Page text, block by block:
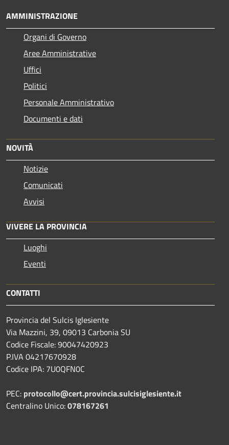
AMMINISTRAZIONE
Organi di Governo
Aree Amministrative
Uffici
Politici
Personale Amministrativo
Documenti e dati
NOVITÀ
Notizie
Comunicati
Avvisi
VIVERE LA PROVINCIA
Luoghi
Eventi
CONTATTI
Provincia del Sulcis Iglesiente
Via Mazzini, 39, 09013 Carbonia SU
Codice Fiscale: 90047420923
P.IVA 04217670928
Codice IPA: 7U0QFN0C
PEC: protocollo@cert.provincia.sulcisiglesiente.it
Centralino Unico:078167261